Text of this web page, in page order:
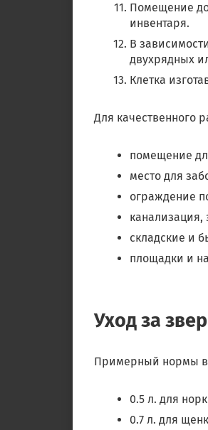
Помещение
инвентаря.
В
двухрядных
Клетка
Для качественного
помещение
место для
ограждение
канализация,
складские и
площадки и
Уход за
Примерный нормы
0.5 л. для
0.7 л. для